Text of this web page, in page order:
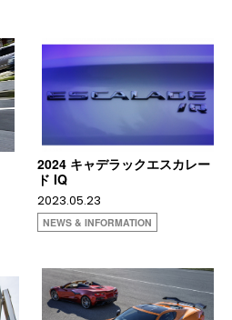
2024 キャデラックエスカレー
ド IQ
2023.05.23
NEWS & INFORMATION